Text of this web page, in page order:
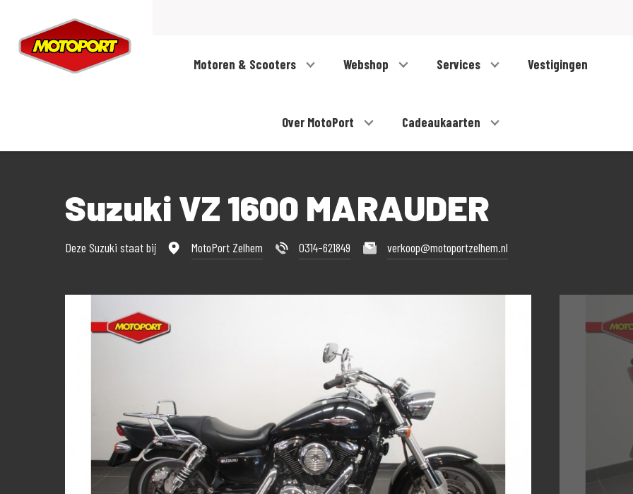
Motoren & Scooters Webshop Services Vestigingen
Over MotoPort Cadeaukaarten
Suzuki VZ 1600 MARAUDER
Deze Suzuki staat bij MotoPort Zelhem 0314-621849 verkoop@motoportzelhem.nl